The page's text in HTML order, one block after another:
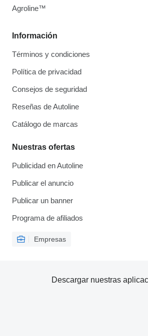
Información
Términos y condiciones
Política de privacidad
Consejos de seguridad
Reseñas de Autoline
Catálogo de marcas
Nuestras ofertas
Publicidad en Autoline
Publicar el anuncio
Publicar un banner
Programa de afiliados
Empresas
Agroline™
Descargar nuestras